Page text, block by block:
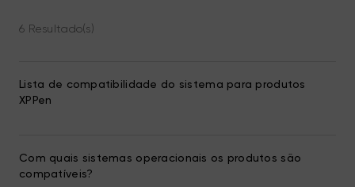
6 Resultado(s)
Lista de compatibilidade do sistema para produtos
XPPen
Com quais sistemas operacionais os produtos são
compatíveis?